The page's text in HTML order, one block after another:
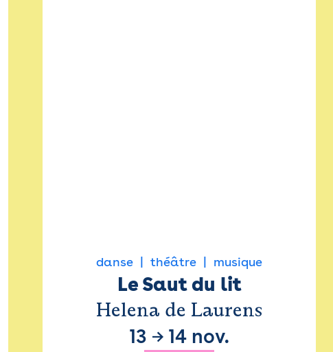
danse théâtre musique
Le Saut du lit
Helena de Laurens
13 → 14 nov.